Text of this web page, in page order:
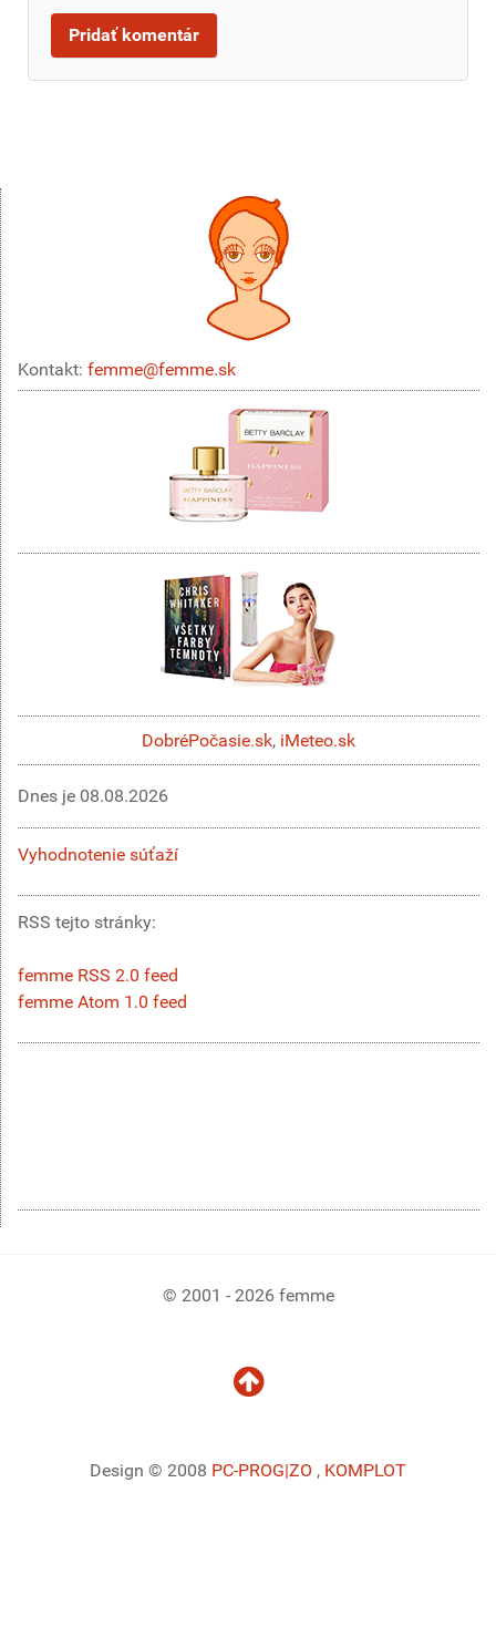
Kontakt: femme@femme.sk
DobréPočasie.sk, iMeteo.sk
Dnes je 08.08.2026
Vyhodnotenie súťaží
RSS tejto stránky:
femme RSS 2.0 feed
femme Atom 1.0 feed
© 2001 - 2026 femme
Design © 2008 PC-PROG|ZO , KOMPLOT